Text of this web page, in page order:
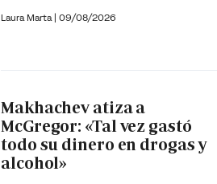
Laura Marta | 09/08/2026
Makhachev atiza a
McGregor: «Tal vez gastó
todo su dinero en drogas y
alcohol»